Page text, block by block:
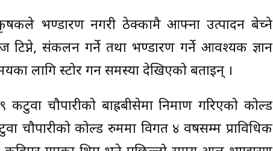
कृषकले भण्डारण नगरी ठेक्कामै आफ्ना उत्पादन बेच्ने
टिप्ने, संकलन गर्ने तथा भण्डारण गर्ने आवश्यक ज्ञान
लागि स्टोर गर्न समस्या देखिएको बताइन् ।
चौपारीको बाह्रबीसेमा निर्माण गरिएको कोल्ड
कोल्ड रुममा विगत ४ वर्षसम्म प्राविधिक